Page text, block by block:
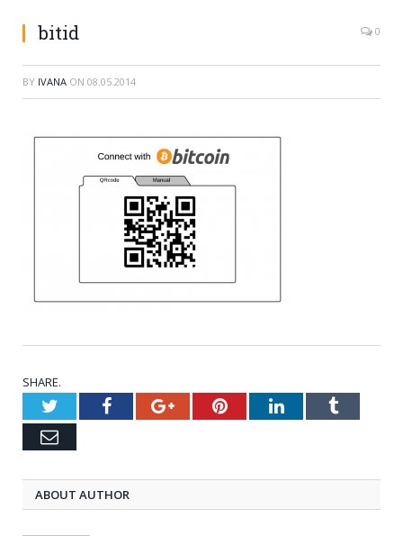
bitid 0
BY IVANA ON 08.05.2014
SHARE.
TwitterFacebookGoogle+PinterestLinkedInTumblr
Email
ABOUT AUTHOR